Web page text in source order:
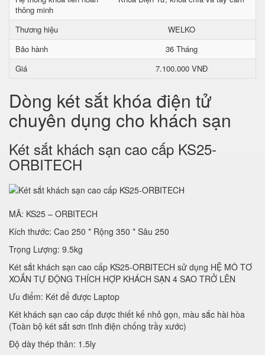
thông minh
Thương hiệu
WELKO
Bảo hành
36 Tháng
Giá
7.100.000 VNĐ
Dòng két sắt khóa điện tử
chuyên dụng cho khách sạn
Két sắt khách sạn cao cấp KS25-
ORBITECH
MÃ: KS25 – ORBITECH
Kích thước: Cao 250 * Rộng 350 * Sâu 250
Trọng Lượng: 9.5kg
Két sắt khách sạn cao cấp KS25-ORBITECH sử dụng HỆ MÔ TƠ
XOẮN TỰ ĐỘNG THÍCH HỢP KHÁCH SẠN 4 SAO TRỞ LÊN
Ưu điểm: Két để được Laptop
Két khách sạn cao cấp được thiết kế nhỏ gọn, màu sắc hài hòa
(Toàn bộ két sắt sơn tĩnh điện chống trầy xước)
Độ dày thép thân: 1.5ly